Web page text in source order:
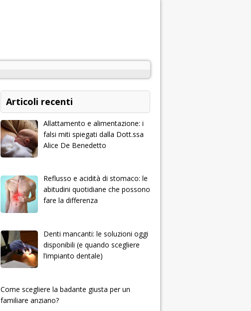
Articoli recenti
Allattamento e alimentazione: i
falsi miti spiegati dalla Dott.ssa
Alice De Benedetto
Reflusso e acidità di stomaco: le
abitudini quotidiane che possono
fare la differenza
Denti mancanti: le soluzioni oggi
disponibili (e quando scegliere
l’impianto dentale)
­­­­­Come scegliere la badante giusta per un
familiare anziano?